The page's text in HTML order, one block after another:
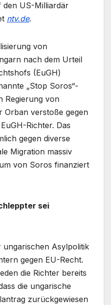
den US-Milliardär
ntv.de.
von
nach dem Urteil
(EuGH)
„Stop Soros“-
Regierung von
Orban verstoße gegen
Richter. Das
gegen diverse
Migration massiv
von Soros finanziert
sei
ungarischen Asylpolitik
gegen EU-Recht.
die Richter bereits
die ungarische
zurückgewiesen